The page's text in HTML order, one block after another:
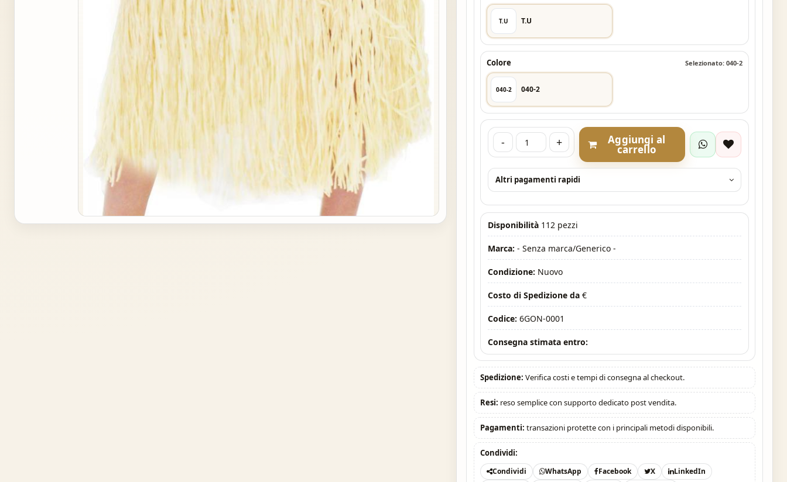
T.U T.U
Colore Selezionato: 040-2
040-2 040-2
- + Aggiungi al
carrello
Altri pagamenti rapidi
Disponibilità 112 pezzi
Marca: - Senza marca/Generico -
Condizione: Nuovo
Costo di Spedizione da €
Codice:6GON-0001
Consegna stimata entro:
Spedizione: Verifica costi e tempi di consegna al checkout.
Resi: reso semplice con supporto dedicato post vendita.
Pagamenti: transazioni protette con i principali metodi disponibili.
Condividi:
Condividi WhatsApp Facebook X
LinkedIn